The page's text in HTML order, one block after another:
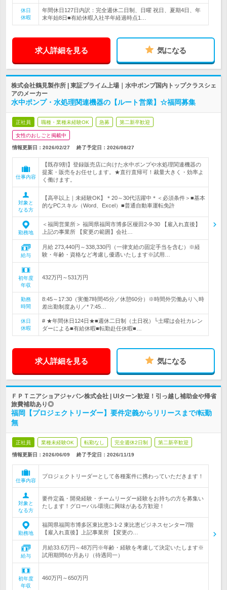
休日
休暇
年間休日127日内訳：完全週休二日制、日曜 祝日、夏期4日、年
末年始8日■有給休暇入社半年経過時点1…
求人詳細を見る 気になる
株式会社鶴見製作所 | 東証プライム上場｜水中ポンプ国内トップクラスシェ
アのメーカー
水中ポンプ・水処理関連機器の【ルート営業】☆福岡募集
正社員 職種・業種未経験OK 急募 第二新卒歓迎
女性のおしごと掲載中
情報更新日：2026/02/27 終了予定日： 2026/08/27
仕事内容
【既存9割】登録販売店に向けた水中ポンプや水処理関連機器の
提案・販売をお任せします。★直行直帰可！裁量大きく・効率よ
く働けます。
対象と
なる方
【高卒以上｜未経験OK】＊20～30代活躍中＊＜必須条件＞■基本
的なPCスキル（Word、Excel）■普通自動車運転免許
勤務地
＜福岡営業所＞ 福岡県福岡市博多区榎田2-9-30 【雇入れ直後】
上記の事業所 【変更の範囲】会社…
給与
月給 273,440円～338,330円（一律支給の固定手当を含む）※経
験・年齢・資格など考慮し優遇いたします※試用…
初年度
年収
432万円～531万円
勤務
時間
8:45～17:30（実働7時間45分／休憩60分）※時間外労働あり＼時
差出勤制度あり／* 7:45…
休日
休暇
# ★年間休日124日★■週休二日制（土日祝）└土曜は会社カレン
ダーによる■有給休暇■転勤赴任休暇■…
求人詳細を見る 気になる
ＦＰＴニアショアジャパン株式会社 | UIターン歓迎！引っ越し補助金や帰省
旅費補助あり◎
福岡【プロジェクトリーダー】要件定義からリリースまで/転勤
無
正社員 業種未経験OK 転勤なし 完全週休2日制 第二新卒歓迎
情報更新日：2026/06/09 終了予定日： 2026/11/19
仕事内容
プロジェクトリーダーとして各種案件に携わっていただきます！
対象と
なる方
要件定義・開発経験・チームリーダー経験をお持ちの方を募集い
たします！グローバル環境に興味がある方歓迎！
勤務地
福岡県福岡市博多区東比恵3-1-2 東比恵ビジネスセンター7階
【雇入れ直後】上記事業所 【変更の…
給与
月給33.6万円～48万円※年齢・経験を考慮して決定いたします※
試用期間6か月あり（待遇同一）
初年度
年収
460万円～650万円